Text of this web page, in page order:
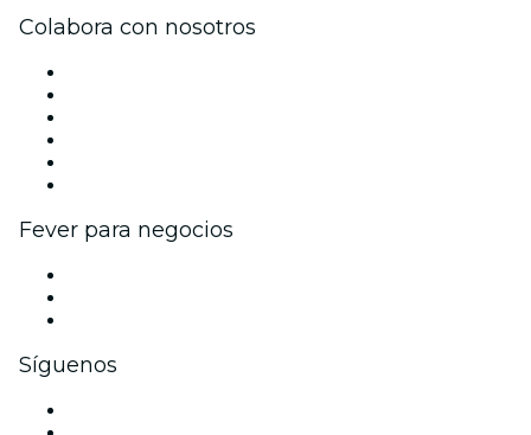
Colabora con nosotros
Fever para negocios
Síguenos